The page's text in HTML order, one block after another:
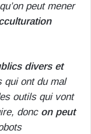
peut mener
divers et
qui ont du mal
outils qui vont
donc on peut